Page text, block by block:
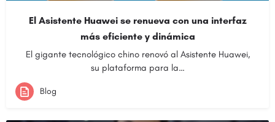
El Asistente Huawei se renueva con una interfaz
más eficiente y dinámica
El gigante tecnológico chino renovó al Asistente Huawei,
su plataforma para la…
Blog